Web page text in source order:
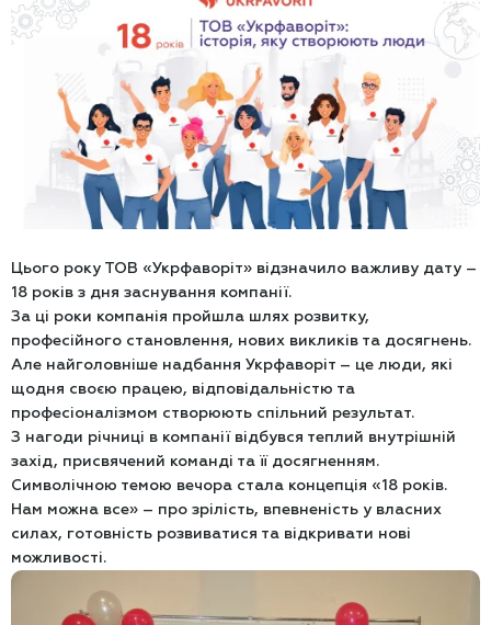
Цього року ТОВ «Укрфаворіт» відзначило важливу дату –
18 років з дня заснування компанії.
За ці роки компанія пройшла шлях розвитку,
професійного становлення, нових викликів та досягнень.
Але найголовніше надбання Укрфаворіт – це люди, які
щодня своєю працею, відповідальністю та
професіоналізмом створюють спільний результат.
З нагоди річниці в компанії відбувся теплий внутрішній
захід, присвячений команді та її досягненням.
Символічною темою вечора стала концепція «18 років.
Нам можна все» – про зрілість, впевненість у власних
силах, готовність розвиватися та відкривати нові
можливості.